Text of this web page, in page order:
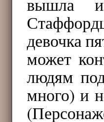
девочка
может
людям
много) и